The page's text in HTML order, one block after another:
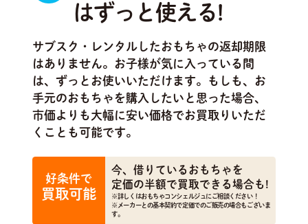
はずっと使える!
サブスク・レンタルしたおもちゃの返却期限
はありません。お子様が気に入っている間
は、ずっとお使いいただけます。もしも、お
手元のおもちゃを購入したいと思った場合、
市価よりも大幅に安い価格でお買取りいただ
くことも可能です。
好条件で
買取可能
今、借りているおもちゃを
定価の半額で買取できる場合も!
※詳しくはおもちゃコンシェルジュにご相談ください！
※メーカーとの基本契約で定価でのご販売の場合もございま
す。